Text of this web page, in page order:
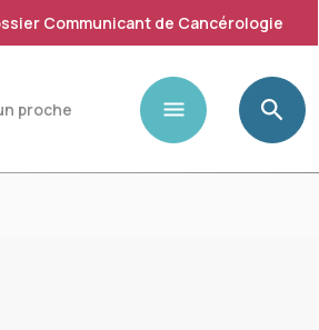
Communicant de Cancérologie
proche